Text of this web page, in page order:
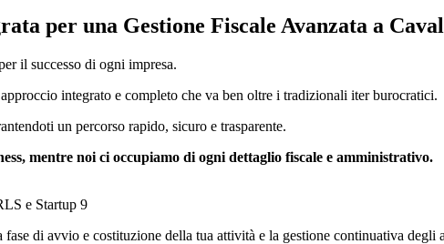
per una Gestione Fiscale Avanzata a
il successo di ogni impresa.
integrato e completo che va ben oltre i tradizionali iter burocratici.
un percorso rapido, sicuro e trasparente.
mentre noi ci occupiamo di ogni dettaglio fiscale e amministrativo.
e Startup 9
di avvio e costituzione della tua attività e la gestione continuativa degli